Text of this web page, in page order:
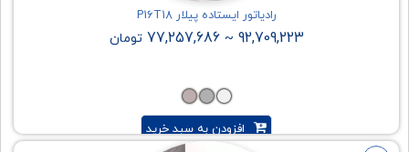
افزودن به سبد خرید
رادیاتور ایستاده پیلار P16T18
92,709,223
~
77,257,686 تومان